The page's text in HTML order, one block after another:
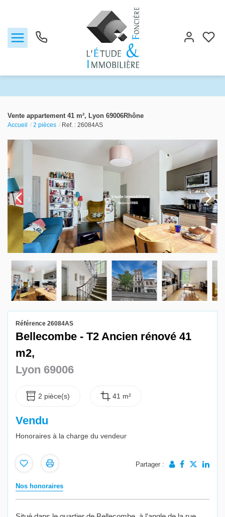
Biens vendus
Locations
Estimation
Gestion locative
Vente appartement 41 m², Lyon 69006Rhône
Accueil 2 pièces Ref. : 26084AS
Référence 26084AS
Bellecombe - T2 Ancien rénové 41
m2,
Lyon 69006
2 pièce(s) 41 m²
Vendu
Honoraires à la charge du vendeur
Partager :
Nos honoraires